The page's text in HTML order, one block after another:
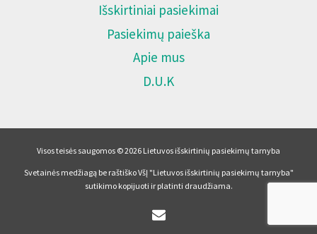
Išskirtiniai pasiekimai
Pasiekimų paieška
Apie mus
D.U.K
Visos teisės saugomos © 2026 Lietuvos išskirtinių pasiekimų tarnyba
Svetainės medžiagą be raštiško VšĮ "Lietuvos išskirtinių pasiekimų tarnyba"
sutikimo kopijuoti ir platinti draudžiama.